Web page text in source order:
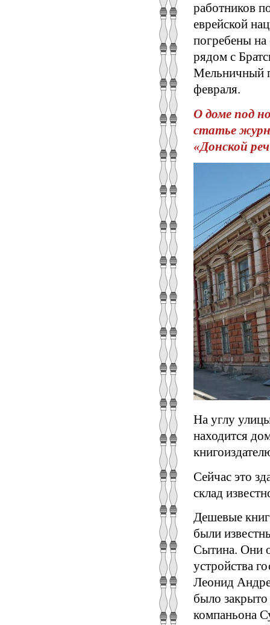
работников
еврейской
погребены
рядом с
Мельничный
февраля.
О доме под
статье
«Донской
На углу
находится
Сейчас это
склад
Дешевые
были
Сытина. Они
устройства
Леонид
было закрыто
компаньона